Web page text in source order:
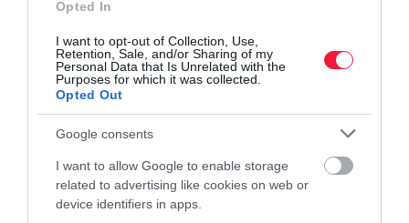
Opted In
I want to opt-out of Collection, Use,
Retention, Sale, and/or Sharing of my
Personal Data that Is Unrelated with the
Purposes for which it was collected.
Opted Out
Google consents
I want to allow Google to enable storage
related to advertising like cookies on web or
device identifiers in apps.